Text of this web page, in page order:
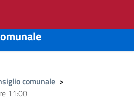
comunale >
11:00